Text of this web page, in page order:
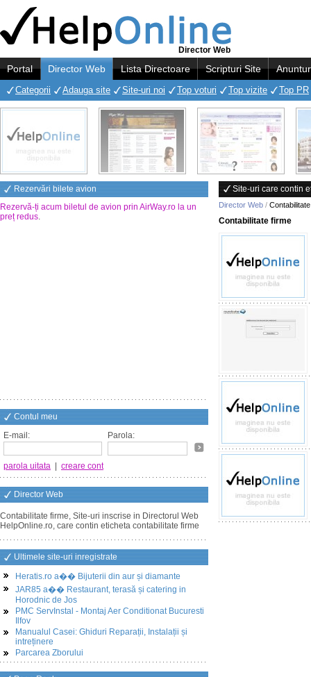
Director Web
Portal Director Web Lista Directoare Scripturi Site
Categorii Adauga site Site-uri noi Top voturi Top vizite Top PR
Rezervări bilete avion
Rezervă-ți acum biletul de avion prin AirWay.ro la un
preț redus.
Contul meu
E-mail:
Parola:
parola uitata creare cont
Director Web
Contabilitate firme, Site-uri inscrise in Directorul Web
HelpOnline.ro, care contin eticheta contabilitate firme
Ultimele site-uri inregistrate
Heratis.ro a�� Bijuterii din aur și diamante
JAR85 a�� Restaurant, terasă și catering in
Horodnic de Jos
PMC ServInstal - Montaj Aer Conditionat Bucuresti
Ilfov
Manualul Casei: Ghiduri Reparații, Instalații și
intreținere
Parcarea Zborului
Site-uri care contin
Director Web /
Contabilitate firme